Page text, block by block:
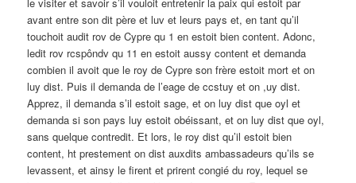
avant entre son dit père et luv et leurs pays et, en tant qu’il
touchoit audit rov de Cypre qu 1 en estoit bien content. Adonc,
ledit rov rcspôndv qu 11 en estoit aussy content et demanda
combien il avoit que le roy de Cypre son frère estoit mort et on
luy dist. Puis il demanda de l’eage de ccstuy et on ,uy dist.
Apprez, il demanda s’il estoit sage, et on luy dist que oyl et
demanda si son pays luy estoit obéissant, et on luy dist que oyl,
sans quelque contredit. Et lors, le roy dist qu’il estoit bien
content, ht prestement on dist auxdits ambassadeurs qu’ils se
levassent, et ainsy le firent et prirent congié du roy, lequel se